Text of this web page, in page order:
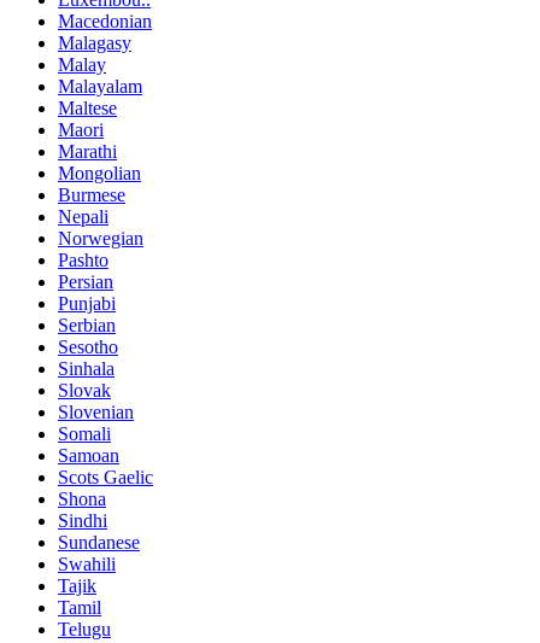
Macedonian
Malagasy
Malay
Malayalam
Maltese
Maori
Marathi
Mongolian
Burmese
Nepali
Norwegian
Pashto
Persian
Punjabi
Serbian
Sesotho
Sinhala
Slovak
Slovenian
Somali
Samoan
Scots Gaelic
Shona
Sindhi
Sundanese
Swahili
Tajik
Tamil
Telugu